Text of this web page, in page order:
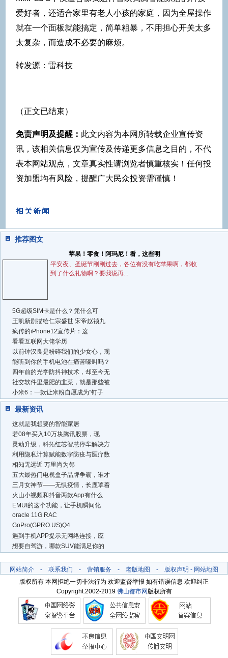
爱好者，还适合家里有老人小孩的家庭，因为全屋操作
就在一个面板就能搞定，简单粗暴，不用担心开关太多
太复杂，而造成不必要的麻烦。
转发源：雷科技
（正文已结束）
免责声明及提醒： 此文内容为本网所转载企业宣传资
讯，该相关信息仅为宣传及传递更多信息之目的，不代
表本网站观点，文章真实性请浏览者慎重核实！任何投
资加盟均有风险，提醒广大民众投资需谨慎！
推荐图文
苹果！零食！阿玛尼！看，这些明
平安夜、圣诞节刚刚过去，各位有没有吃苹果啊，都收
到了什么礼物啊？要我说再...
5G超级SIM卡是什么？凭什么可
王凯新剧描绘仁宗盛世 宋帝赵祯九
疯传的iPhone12宣传片：这
看看互联网大佬学历
以前钟汉良是粉碎我们的少女心，现
能听到你的手机电池在痛苦嚎叫吗？
四年前的光学防抖神技术，却至今无
社交软件里最肥的韭菜，就是那些被
小米6：一款让米粉自愿成为“钉子
最新资讯
这就是我想要的智能家居
若08年买入10万块腾讯股票，现
灵动升级，科拓红芯智慧停车解决方
利用隐私计算赋能数字防疫与医疗数
相知无远近 万里尚为邻
五大最热门电视盒子品牌争霸，谁才
三月女神节——无惧疫情，长鹿罩着
火山小视频和抖音两款App有什么
EMUI的这个功能，让手机瞬间化
oracle 11G RAC
GoPro(GPRO.US)Q4
遇到手机APP提示无网络连接，应
想要自驾游，哪款SUV能满足你的
网站简介 - 联系我们 - 营销服务 - 老版地图 - 版权声明 - 网站地图
版权所有 本网拒绝一切非法行为 欢迎监督举报 如有错误信息 欢迎纠正
Copyright.2002-2019 佛山都市网版权所有